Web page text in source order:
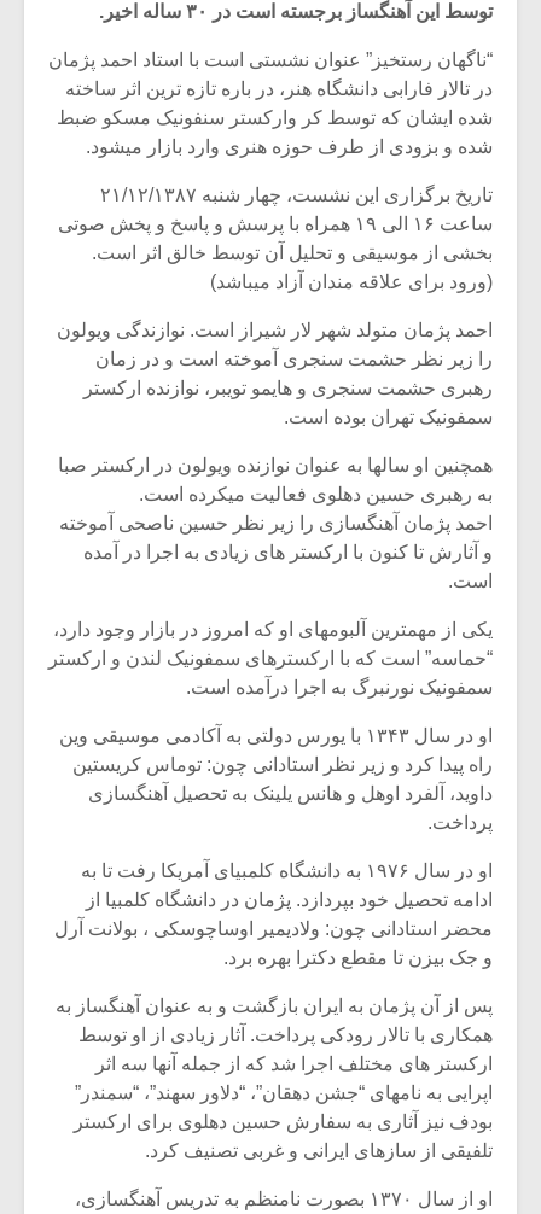
توسط این آهنگساز برجسته است در ۳۰ ساله اخیر.
“ناگهان رستخیز” عنوان نشستی است با استاد احمد پژمان
در تالار فارابی دانشگاه هنر، در باره تازه ترین اثر ساخته
شده ایشان که توسط کر وارکستر سنفونیک مسکو ضبط
شده و بزودی از طرف حوزه هنری وارد بازار میشود.
تاریخ برگزاری این نشست، چهار شنبه ۲۱/۱۲/۱۳۸۷
ساعت ۱۶ الی ۱۹ همراه با پرسش و پاسخ و پخش صوتی
بخشی از موسیقی و تحلیل آن توسط خالق اثر است.
(ورود برای علاقه مندان آزاد میباشد)
احمد پژمان متولد شهر لار شیراز است. نوازندگی ویولون
را زیر نظر حشمت سنجری آموخته است و در زمان
رهبری حشمت سنجری و هایمو تویبر، نوازنده ارکستر
سمفونیک تهران بوده است.
همچنین او سالها به عنوان نوازنده ویولون در ارکستر صبا
به رهبری حسین دهلوی فعالیت میکرده است.
احمد پژمان آهنگسازی را زیر نظر حسین ناصحی آموخته
و آثارش تا کنون با ارکستر های زیادی به اجرا در آمده
است.
یکی از مهمترین آلبومهای او که امروز در بازار وجود دارد،
“حماسه” است که با ارکسترهای سمفونیک لندن و ارکستر
سمفونیک نورنبرگ به اجرا درآمده است.
او در سال ۱۳۴۳ با یورس دولتی به آکادمی موسیقی وین
راه پیدا کرد و زیر نظر استادانی چون: توماس کریستین
داوید، آلفرد اوهل و هانس یلینک به تحصیل آهنگسازی
پرداخت.
او در سال ۱۹۷۶ به دانشگاه کلمبیای آمریکا رفت تا به
ادامه تحصیل خود بپردازد. پژمان در دانشگاه کلمبیا از
محضر استادانی چون: ولادیمیر اوساچوسکی ، بولانت آرل
و جک بیزن تا مقطع دکترا بهره برد.
پس از آن پژمان به ایران بازگشت و به عنوان آهنگساز به
همکاری با تالار رودکی پرداخت. آثار زیادی از او توسط
ارکستر های مختلف اجرا شد که از جمله آنها سه اثر
اپرایی به نامهای “جشن دهقان”، “دلاور سهند”، “سمندر”
بودف نیز آثاری به سفارش حسین دهلوی برای ارکستر
تلفیقی از سازهای ایرانی و غربی تصنیف کرد.
او از سال ۱۳۷۰ بصورت نامنظم به تدریس آهنگسازی،
میکلوش روژا
یادداشتی بر موسیقی
متن فیلم «متری
شیش و نیم»
اگر نمی توانی
مشهورترین باشی،
بدنام ترین باش
برگزار
موسیقی